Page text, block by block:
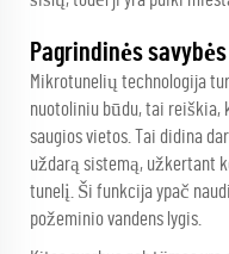
Pagrindinės
Mikrotunelių technologija
nuotoliniu būdu, tai reiškia,
saugios vietos. Tai didina
uždarą sistemą, užkertant
tunelį. Ši funkcija ypač
požeminio vandens lygis.